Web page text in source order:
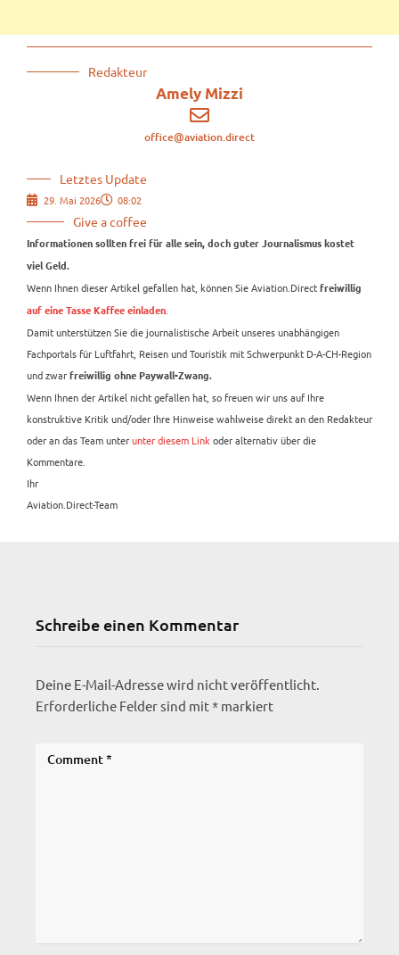
Redakteur
Amely Mizzi
office@aviation.direct
Letztes Update
29. Mai 2026 08:02
Give a coffee
Informationen sollten frei für alle sein, doch guter Journalismus kostet
viel Geld.
Wenn Ihnen dieser Artikel gefallen hat, können Sie Aviation.Direct freiwillig
auf eine Tasse Kaffee einladen
Damit unterstützen Sie die journalistische Arbeit unseres unabhängigen
Fachportals für Luftfahrt, Reisen und Touristik mit Schwerpunkt D-A-CH-Region
und zwar freiwillig ohne Paywall-Zwang.
Wenn Ihnen der Artikel nicht gefallen hat, so freuen wir uns auf Ihre
konstruktive Kritik und/oder Ihre Hinweise wahlweise direkt an den Redakteur
oder an das Team unterunter diesem Link oder alternativ über die
Kommentare.
Ihr
Aviation.Direct-Team
Schreibe einen Kommentar
Deine E-Mail-Adresse wird nicht veröffentlicht.
Erforderliche Felder sind mit* markiert